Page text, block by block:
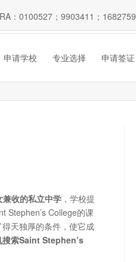
：0100527；9903411；1682759
申请学校 专业选择 申请签证
兼收的私立中学 ，学校提
Stephen’s College的课
天独厚的条件，使它成
搜索Saint Stephen’s